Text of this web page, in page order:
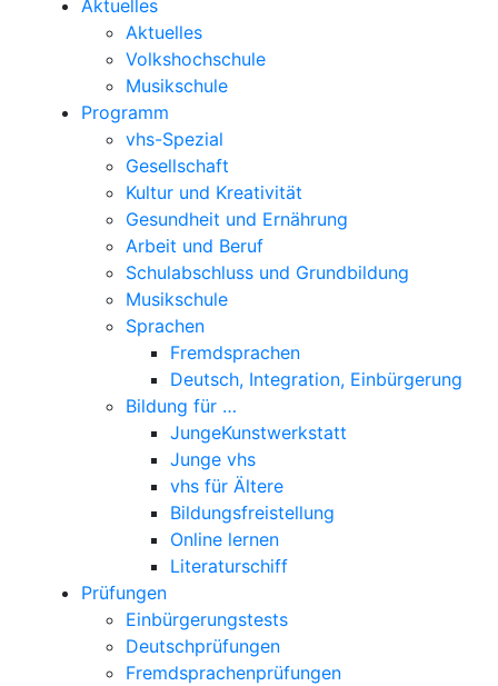
Aktuelles
Aktuelles
Volkshochschule
Musikschule
Programm
vhs-Spezial
Gesellschaft
Kultur und Kreativität
Gesundheit und Ernährung
Arbeit und Beruf
Schulabschluss und Grundbildung
Musikschule
Sprachen
Fremdsprachen
Deutsch, Integration, Einbürgerung
Bildung für …
JungeKunstwerkstatt
Junge vhs
vhs für Ältere
Bildungsfreistellung
Online lernen
Literaturschiff
Prüfungen
Einbürgerungstests
Deutschprüfungen
Fremdsprachenprüfungen